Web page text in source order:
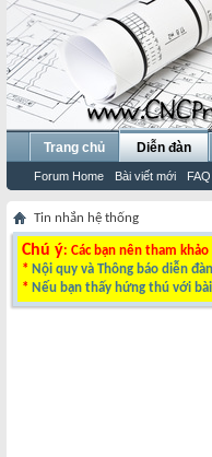
Trang chủ Diễn đàn
Forum Home Bài viết mới FAQ
Tin nhắn hệ thống
Chú ý: Các bạn nên tham
* Nội quy và Thông báo diễn
* Nếu bạn thấy hứng thú với